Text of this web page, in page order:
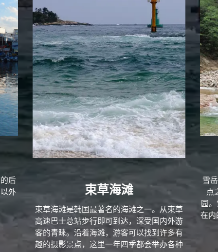
后
外
束草海滩
束草海滩是韩国最著名的海滩之一。从束草
高速巴士总站步行即可到达，深受国内外游
客的青睐。沿着海滩，游客可以找到许多有
趣的摄影景点，这里一年四季都会举办各种
雪
点
园
在内